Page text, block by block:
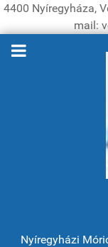
4400 Nyíregyháza,
mail:
Nyíregyházi